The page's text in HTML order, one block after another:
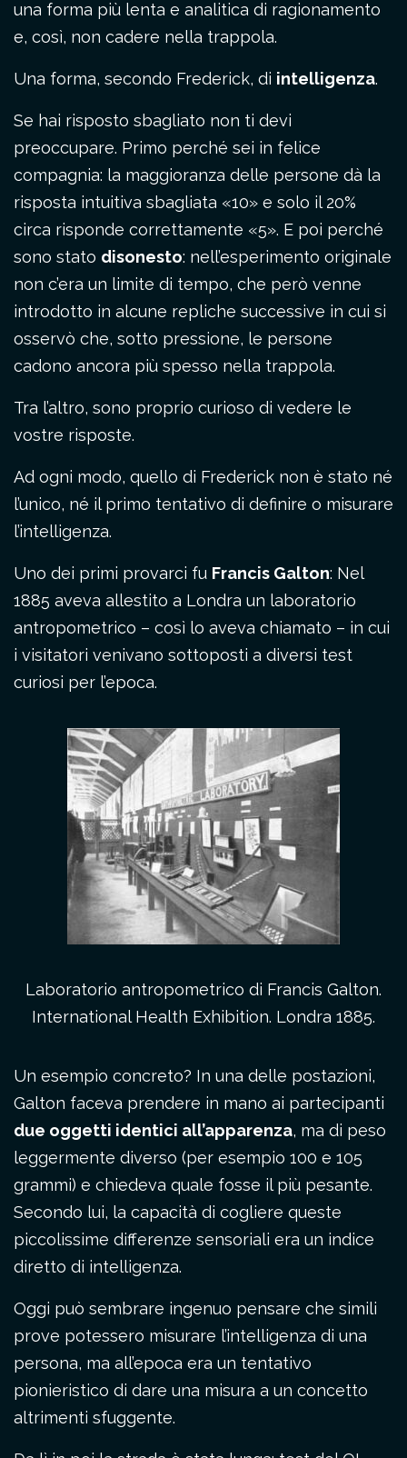
una forma più lenta e analitica di ragionamento
e, così, non cadere nella trappola.
Una forma, secondo Frederick, di intelligenza.
Se hai risposto sbagliato non ti devi
preoccupare. Primo perché sei in felice
compagnia: la maggioranza delle persone dà la
risposta intuitiva sbagliata «10» e solo il 20%
circa risponde correttamente «5». E poi perché
sono stato disonesto: nell’esperimento originale
non c’era un limite di tempo, che però venne
introdotto in alcune repliche successive in cui si
osservò che, sotto pressione, le persone
cadono ancora più spesso nella trappola.
Tra l’altro, sono proprio curioso di vedere le
vostre risposte.
Ad ogni modo, quello di Frederick non è stato né
l’unico, né il primo tentativo di definire o misurare
l’intelligenza.
Uno dei primi provarci fu Francis Galton: Nel
1885 aveva allestito a Londra un laboratorio
antropometrico – così lo aveva chiamato – in cui
i visitatori venivano sottoposti a diversi test
curiosi per l’epoca.
Laboratorio antropometrico di Francis Galton.
International Health Exhibition. Londra 1885.
Un esempio concreto? In una delle postazioni,
Galton faceva prendere in mano ai partecipanti
due oggetti identici all’apparenza, ma di peso
leggermente diverso (per esempio 100 e 105
grammi) e chiedeva quale fosse il più pesante.
Secondo lui, la capacità di cogliere queste
piccolissime differenze sensoriali era un indice
diretto di intelligenza.
Oggi può sembrare ingenuo pensare che simili
prove potessero misurare l’intelligenza di una
persona, ma all’epoca era un tentativo
pionieristico di dare una misura a un concetto
altrimenti sfuggente.